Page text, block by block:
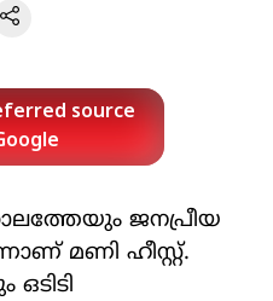
source
ജനപ്രീയ
മണി ഹീസ്റ്റ്.